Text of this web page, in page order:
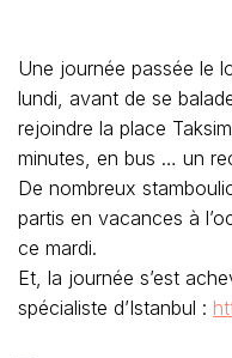
Une journée passée le
lundi, avant de se
rejoindre la place
minutes, en bus … un
De nombreux
partis en vacances à
ce mardi.
Et, la journée s’est
spécialiste d’Istanbul :